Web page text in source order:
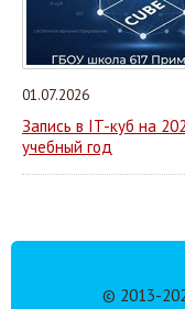
01.07.2026
Запись в IT-куб на
учебный год
© 2013-